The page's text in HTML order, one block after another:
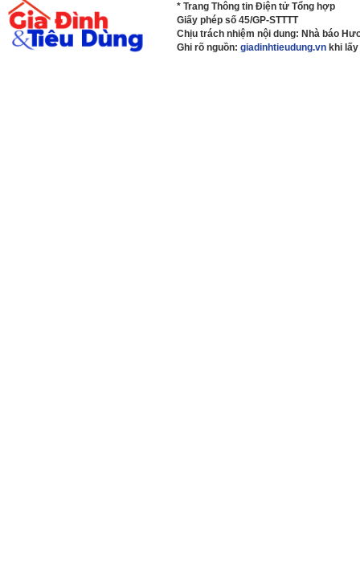
* Trang Thông tin Điện tử Tổng hợp
Giấy phép số 45/GP-STTTT
Chịu trách nhiệm nội dung: Nhà báo
Ghi rõ nguồn: giadinhtieudung.vn khi